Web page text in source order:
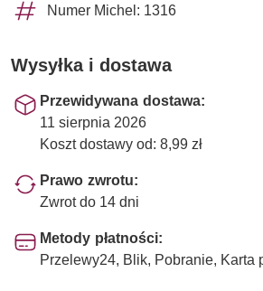
Numer Michel: 1316
Wysyłka i dostawa
Przewidywana dostawa:
11 sierpnia 2026
Koszt dostawy od: 8,99 zł
Prawo zwrotu:
Zwrot do 14 dni
Metody płatności:
Przelewy24, Blik, Pobranie, Karta